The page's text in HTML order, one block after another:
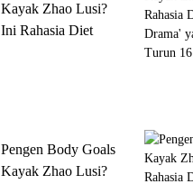
Kayak Zhao Lusi?
Ini Rahasia Diet
Pengen Body Goals
Kayak Zhao Lusi?